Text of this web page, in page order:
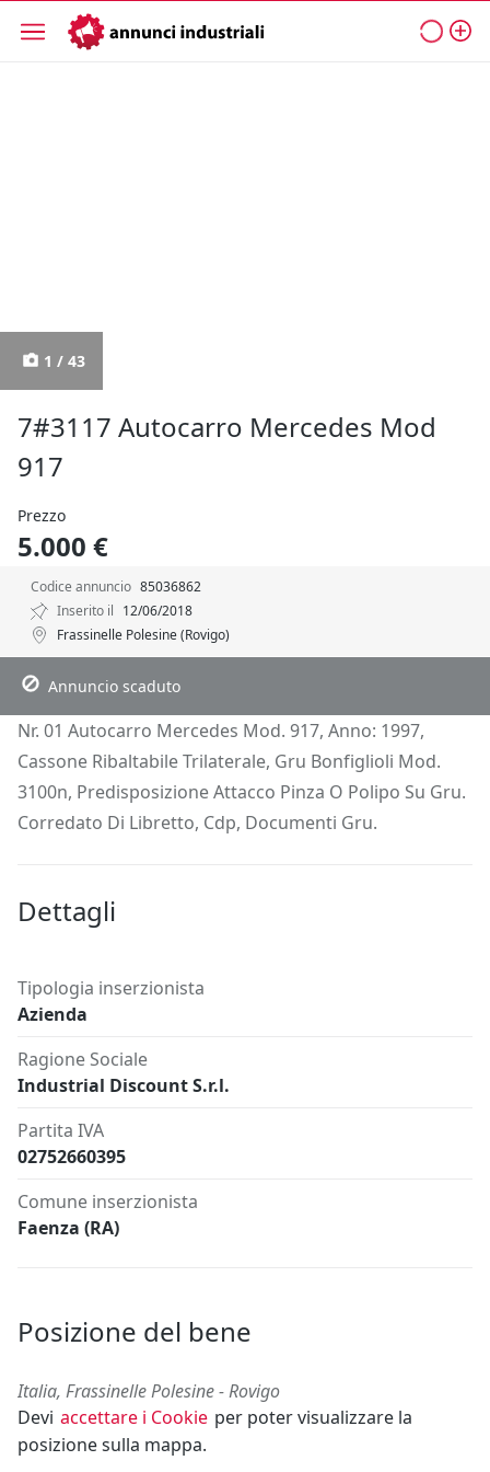
1 / 43
7#3117 Autocarro Mercedes Mod
917
Prezzo
5.000 €
Codice annuncio 85036862
Inserito il 12/06/2018
Frassinelle Polesine (Rovigo)
Descrizione
Dettagli Posizione Richiedi Info
Annuncio scaduto
Nr. 01 Autocarro Mercedes Mod. 917, Anno: 1997,
Cassone Ribaltabile Trilaterale, Gru Bonfiglioli Mod.
3100n, Predisposizione Attacco Pinza O Polipo Su Gru.
Corredato Di Libretto, Cdp, Documenti Gru.
Dettagli
Tipologia inserzionista
Azienda
Ragione Sociale
Industrial Discount S.r.l.
Partita IVA
02752660395
Comune inserzionista
Faenza (RA)
Posizione del bene
Italia, Frassinelle Polesine - Rovigo
Devi accettare i Cookie per poter visualizzare la
posizione sulla mappa.